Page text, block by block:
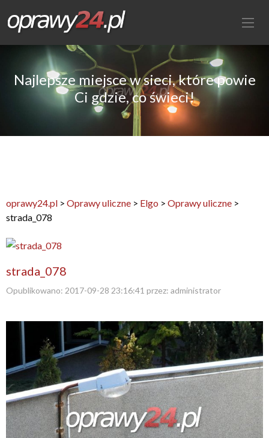
Najlepsze miejsce w sieci, które powie
Ci gdzie, co świeci!
oprawy24.pl > Oprawy uliczne > Elgo > Oprawy uliczne >
strada_078
strada_078
Opublikowano: 2017-09-28 23:16:41 przez: administrator